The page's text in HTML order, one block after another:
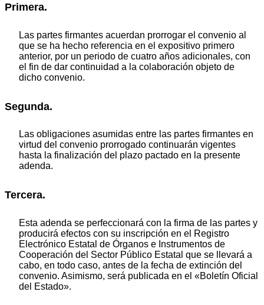
Primera.
Las partes firmantes acuerdan prorrogar el convenio al
que se ha hecho referencia en el expositivo primero
anterior, por un periodo de cuatro años adicionales, con
el fin de dar continuidad a la colaboración objeto de
dicho convenio.
Segunda.
Las obligaciones asumidas entre las partes firmantes en
virtud del convenio prorrogado continuarán vigentes
hasta la finalización del plazo pactado en la presente
adenda.
Tercera.
Esta adenda se perfeccionará con la firma de las partes y
producirá efectos con su inscripción en el Registro
Electrónico Estatal de Órganos e Instrumentos de
Cooperación del Sector Público Estatal que se llevará a
cabo, en todo caso, antes de la fecha de extinción del
convenio. Asimismo, será publicada en el «Boletín Oficial
del Estado».